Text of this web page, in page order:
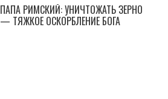
ПАПА РИМСКИЙ: УНИЧТОЖАТЬ ЗЕРНО
— ТЯЖКОЕ ОСКОРБЛЕНИЕ БОГА